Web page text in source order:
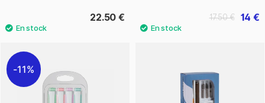
22.50 € 14 €
17.50 €
11%